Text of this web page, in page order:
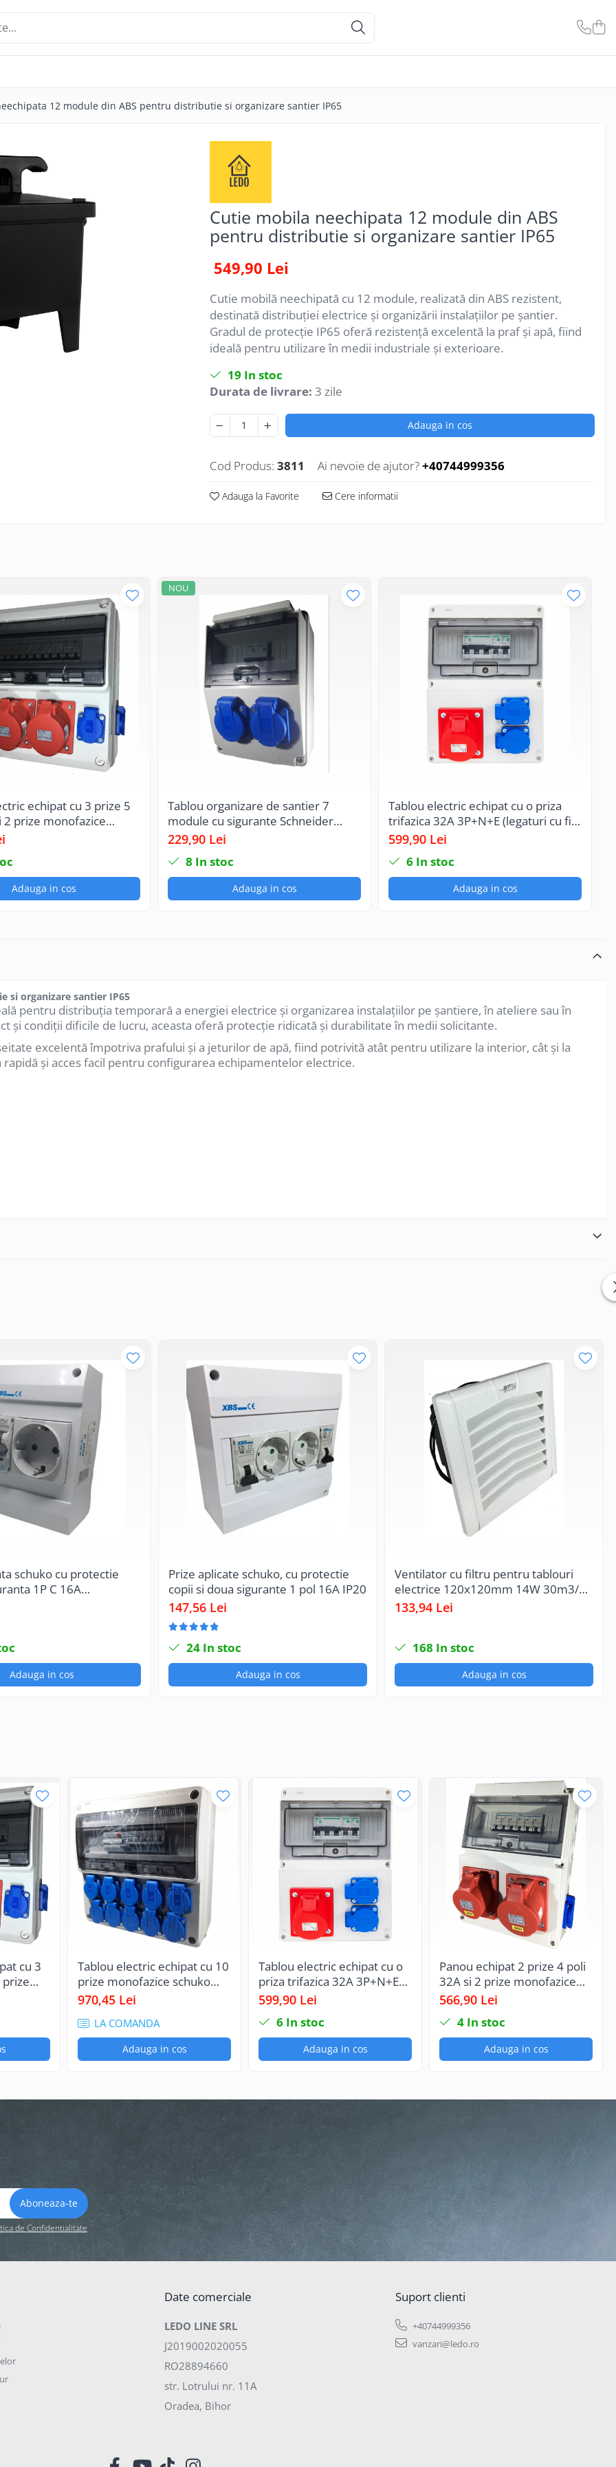
12 module din ABS pentru distributie si organizare santier IP65
Cutie mobila neechipata 12 module din ABS
pentru distributie si organizare santier IP65
549,90 Lei
Cutie mobilă neechipată cu 12 module, realizată din ABS rezistent,
destinată distribuției electrice și organizării instalațiilor pe șantier.
Gradul de protecție IP65 oferă rezistență excelentă la praf și apă, fiind
ideală pentru utilizare în medii industriale și exterioare.
19 In stoc
Durata de livrare: 3 zile
Adauga in cos
Cod Produs: 3811 Ai nevoie de ajutor?+40744999356
Adauga la Favorite Cere informatii
echipat cu 3 prize 5
2 prize monofazice
organizare de
Adauga in cos
NOU
Tablou organizare de santier 7
module cu sigurante Schneider
curba C precablat echipat cu 2 prize
229,90 Lei
8 In stoc
Adauga in cos
Tablou electric echipat cu o priza
trifazica 32A 3P+N+E (legaturi cu fir
MYF / H07V-K 4mm² ) si 2 prize
fir MYF / H07V-K 2.5mm² )
precablat, cu sigurante SCHNEIDER
599,90 Lei
6 In stoc
Adauga in cos
si organizare santier IP65
pentru distribuția temporară a energiei electrice și organizarea instalațiilor pe șantiere, în ateliere sau în
și condiții dificile de lucru, aceasta oferă protecție ridicată și durabilitate în medii solicitante.
excelentă împotriva prafului și a jeturilor de apă, fiind potrivită atât pentru utilizare la interior, cât și la
și acces facil pentru configurarea echipamentelor electrice.
schuko cu protectie
1P C 16A
230V AC 50/60Hz
Adauga in cos
Prize aplicate schuko, cu protectie
copii si doua sigurante 1 pol 16A IP20
147,56 Lei
24 In stoc
Adauga in cos
Ventilator cu filtru pentru tablouri
electrice 120x120mm 14W 30m3/h
230V IP54
133,94 Lei
168 In stoc
Adauga in cos
cu 3
prize
Tablou electric echipat cu 10
prize monofazice schuko
16A panou organizare de
970,45 Lei
LA COMANDA
Adauga in cos
Tablou electric echipat cu o
priza trifazica 32A 3P+N+E
(legaturi cu fir MYF / H07V-K
monofazice schuko 16A
(legaturi cu fir MYF / H07V-K
2.5mm² ) precablat, cu
599,90 Lei
6 In stoc
Adauga in cos
Panou echipat 2 prize 4 poli
32A si 2 prize monofazice
16A tablou electric industrial
santier IP44 cu protectie
diferentiala
566,90 Lei
4 In stoc
Adauga in cos
de Confidentialitate
Date comerciale
LEDO LINE SRL
J2019002020055
RO28894660
str. Lotrului nr. 11A
Oradea, Bihor
Suport clienti
+40744999356
vanzari@ledo.ro